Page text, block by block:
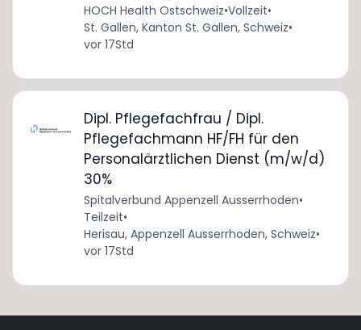
HOCH Health Ostschweiz•Vollzeit•
St. Gallen, Kanton St. Gallen, Schweiz•
vor 17Std
Dipl. Pflegefachfrau / Dipl.
Pflegefachmann HF/FH für den
Personalärztlichen Dienst (m/w/d)
30%
Spitalverbund Appenzell Ausserrhoden•
Teilzeit•
Herisau, Appenzell Ausserrhoden, Schweiz•
vor 17Std